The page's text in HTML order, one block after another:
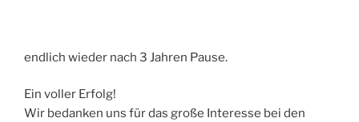
endlich wieder nach 3 Jahren Pause.
Ein voller Erfolg!
Wir bedanken uns für das große Interesse bei den